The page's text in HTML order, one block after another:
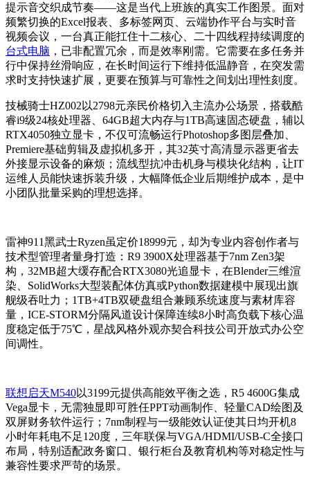
提示音交织成节奏——这是当代上班族的真实工作图景。面对
频繁切换的Excel报表、多标签网页、云端协作平台与实时音
视频会议，一台真正能扛住十二核心、二十四线程持续调度的
台式电脑 ，已非配置冗余，而是效率刚需。它需要在多任务并
行中保持丝滑响应，在长时间运行下维持低温静音，在突发需
求时支持快速扩展，更要在预算与可靠性之间划出理性刻度。
技械骑士HZ002以2798元亲民价格切入主流办公场景，搭载酷
睿i9级24核处理器、64GB超大内存与1TB高速固态硬盘，辅以
RTX4050独立显卡，不仅可流畅运行Photoshop多图层叠加、
Premiere基础剪辑及虚拟机多开，其32英寸高清显示器更省去
外接显示设备的麻烦；流线型抗冲击机身与模块化结构，让IT
运维人员能快速拆装升级，大幅降低企业后期维护成本，是中
小团队批量采购的理想选择。
雷神911黑武士Ryzen虽定价18999元，却为专业内容创作者与
技术型管理者量身打造：R9 3900X处理器基于7nm Zen3架
构，32MB超大缓存配合RTX3080光追显卡，在Blender三维渲
染、SolidWorks大型装配体仿真或Python数据建模中展现出旗
舰级吞吐力；1TB+4TB双硬盘组合兼顾系统速度与素材库容
量，ICE-STORM分隔风道设计保障连续8小时高负载下核心温
度稳定低于75℃，星战风格外观亦契合科技公司开放式办公空
间调性。
联想启天M540以3199元提供高能效平衡之选，R5 4600G集成
Vega显卡，无需独显即可胜任PPT动画制作、轻量CAD绘图及
双屏财务软件运行；7nm制程与一级能效认证使其日均开机8
小时年耗电不足120度，三年联保与VGA/HDMI/USB-C全接口
布局，特别适配政务窗口、银行柜台及教育机构等对稳定性与
兼容性要求严苛的场景。